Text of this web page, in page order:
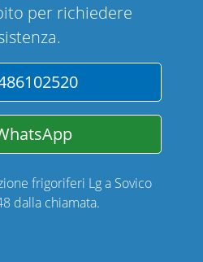
per richiedere
frigoriferi Lg a Sovico
dalla chiamata.